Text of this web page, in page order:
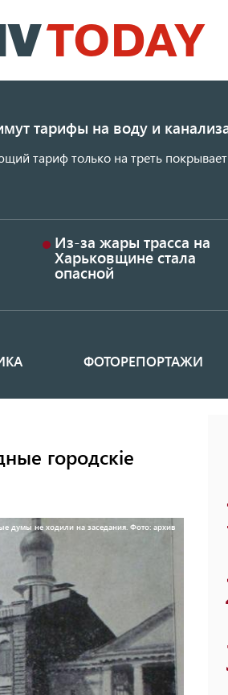
к
основному
тарифы на воду и
тариф только на треть
Из-за жары трасса на
Харьковщине стала
опасной
ФОТОРЕПОРТАЖИ
городскiе
думы не ходили на заседания. Фото: архив